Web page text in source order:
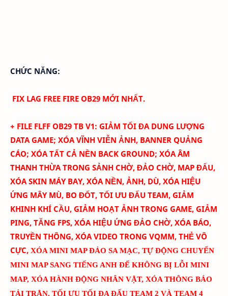
CHỨC NĂNG:
FIX LAG FREE FIRE OB29 MỚI NHẤT.
+ FILE FLFF OB29 TB V1: GIẢM TỐI ĐA DUNG LƯỢNG
DATA GAME; XÓAVĨNH VIỄN ẢNH, BANNER QUẢNG
CÁO; XÓA TẤT CẢ NỀN BACK GROUND; XÓA ÂM
THANH THỪA TRONG SẢNH CHỜ, ĐẢO CHỜ, MAP ĐẤU,
XÓA SKIN MÁY BAY, XÓA NỀN, ẢNH, DÙ, XÓA HIỆU
ỨNG MÂY MÙ, BO ĐỐT, TỐI ƯU ĐẤU TEAM, GIẢM
KHINH KHÍ CẦU, GIẢM HOẠT ẢNH TRONG GAME, GIẢM
PING, TĂNG FPS, XÓA HIỆU ỨNG ĐẢO CHỜ, XÓA BÁO,
TRUYỀN THÔNG, XÓA VIDEO TRONG VQMM, THẺ VÔ
CỰC, XÓA MINI MAP ĐẢO SA MẠC, TỰ ĐỘNG CHUYỂN
MINI MAP SANG TIẾNG ANH ĐỂ KHÔNG BỊ LỖI MINI
MAP, XÓA HÀNH ĐỘNG NHÂN VẬT, XÓA THÔNG BÁO
TẢI TRẬN, TỐI ƯU TỐI ĐA ĐẤU TEAM 2 VÀ TEAM 4